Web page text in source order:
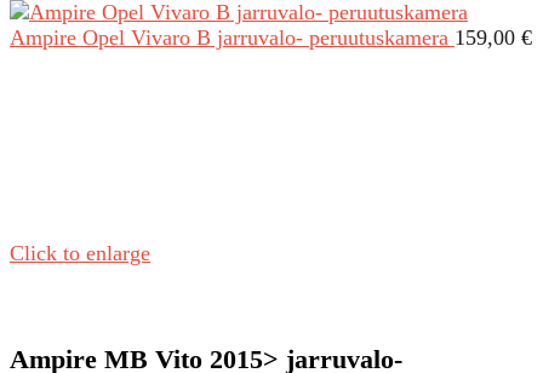
Ampire Opel Vivaro B jarruvalo- peruutuskamera 159,00 €
Click to enlarge
Ampire MB Vito 2015> jarruvalo-